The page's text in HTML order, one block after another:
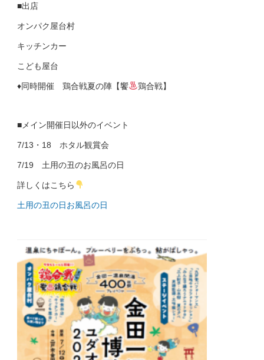
■出店
オンパク屋台村
キッチンカー
こども屋台
♦同時開催 鶏合戦夏の陣【饗 鶏合戦】
■メイン開催日以外のイベント
7/13・18 ホタル観賞会
7/19 土用の丑のお風呂の日
詳しくはこちら
土用の丑の日お風呂の日